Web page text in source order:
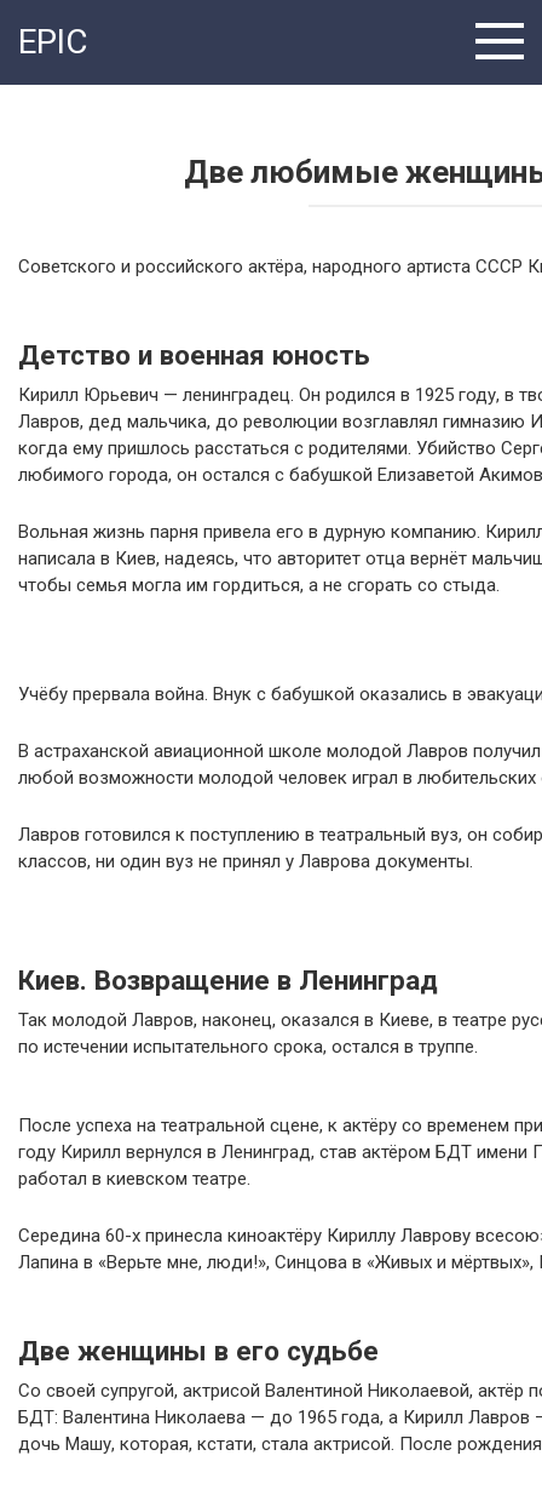
EPIC
Две любимые женщины
Советского и российского актёра, народного артиста
Детство и военная юность
Кирилл Юрьевич — ленинградец. Он родился в 1925 году, в
Лавров, дед мальчика, до революции возглавлял гимназию
когда ему пришлось расстаться с родителями. Убийство
любимого города, он остался с бабушкой Елизаветой
Вольная жизнь парня привела его в дурную компанию.
написала в Киев, надеясь, что авторитет отца вернёт
чтобы семья могла им гордиться, а не сгорать со стыда.
Учёбу прервала война. Внук с бабушкой оказались в
В астраханской авиационной школе молодой Лавров
любой возможности молодой человек играл в любительских
Лавров готовился к поступлению в театральный вуз, он
классов, ни один вуз не принял у Лаврова документы.
Киев. Возвращение в Ленинград
Так молодой Лавров, наконец, оказался в Киеве, в театре
по истечении испытательного срока, остался в труппе.
После успеха на театральной сцене, к актёру со временем
году Кирилл вернулся в Ленинград, став актёром БДТ
работал в киевском театре.
Середина 60-х принесла киноактёру Кириллу Лаврову
Лапина в «Верьте мне, люди!», Синцова в «Живых и
Две женщины в его судьбе
Со своей супругой, актрисой Валентиной Николаевой,
БДТ: Валентина Николаева — до 1965 года, а Кирилл Лавров
дочь Машу, которая, кстати, стала актрисой. После